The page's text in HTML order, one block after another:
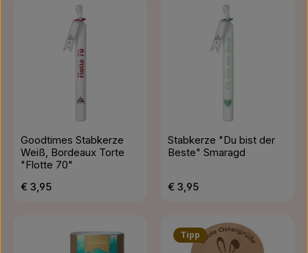
Goodtimes Stabkerze
Weiß, Bordeaux Torte
"Flotte 70"
Regulärer Preis:
€ 3,95
Stabkerze "Du bist der
Beste" Smaragd
Regulärer Preis:
€ 3,95
Tipp